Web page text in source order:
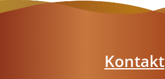
Kontakt